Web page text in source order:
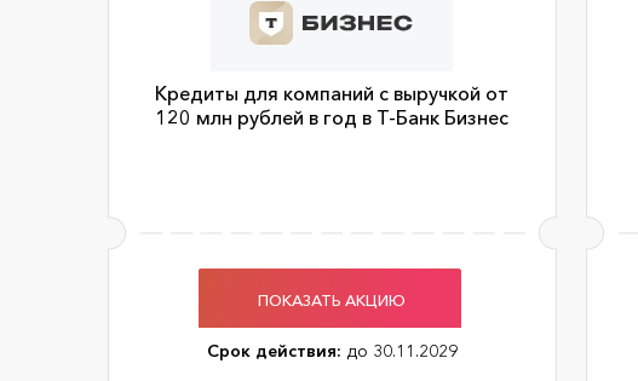
Кредиты для компаний с выручкой от
120 млн рублей в год в Т-Банк Бизнес
ПОКАЗАТЬ АКЦИЮ
Срок действия: до 30.11.2029